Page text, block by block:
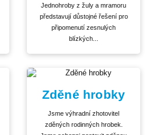
Jednohroby z žuly a mramoru
představují důstojné řešení pro
připomenutí zesnulých
blízkých...
Zděné hrobky
Jsme výhradní zhotovitel
zděných rodinných hrobek.